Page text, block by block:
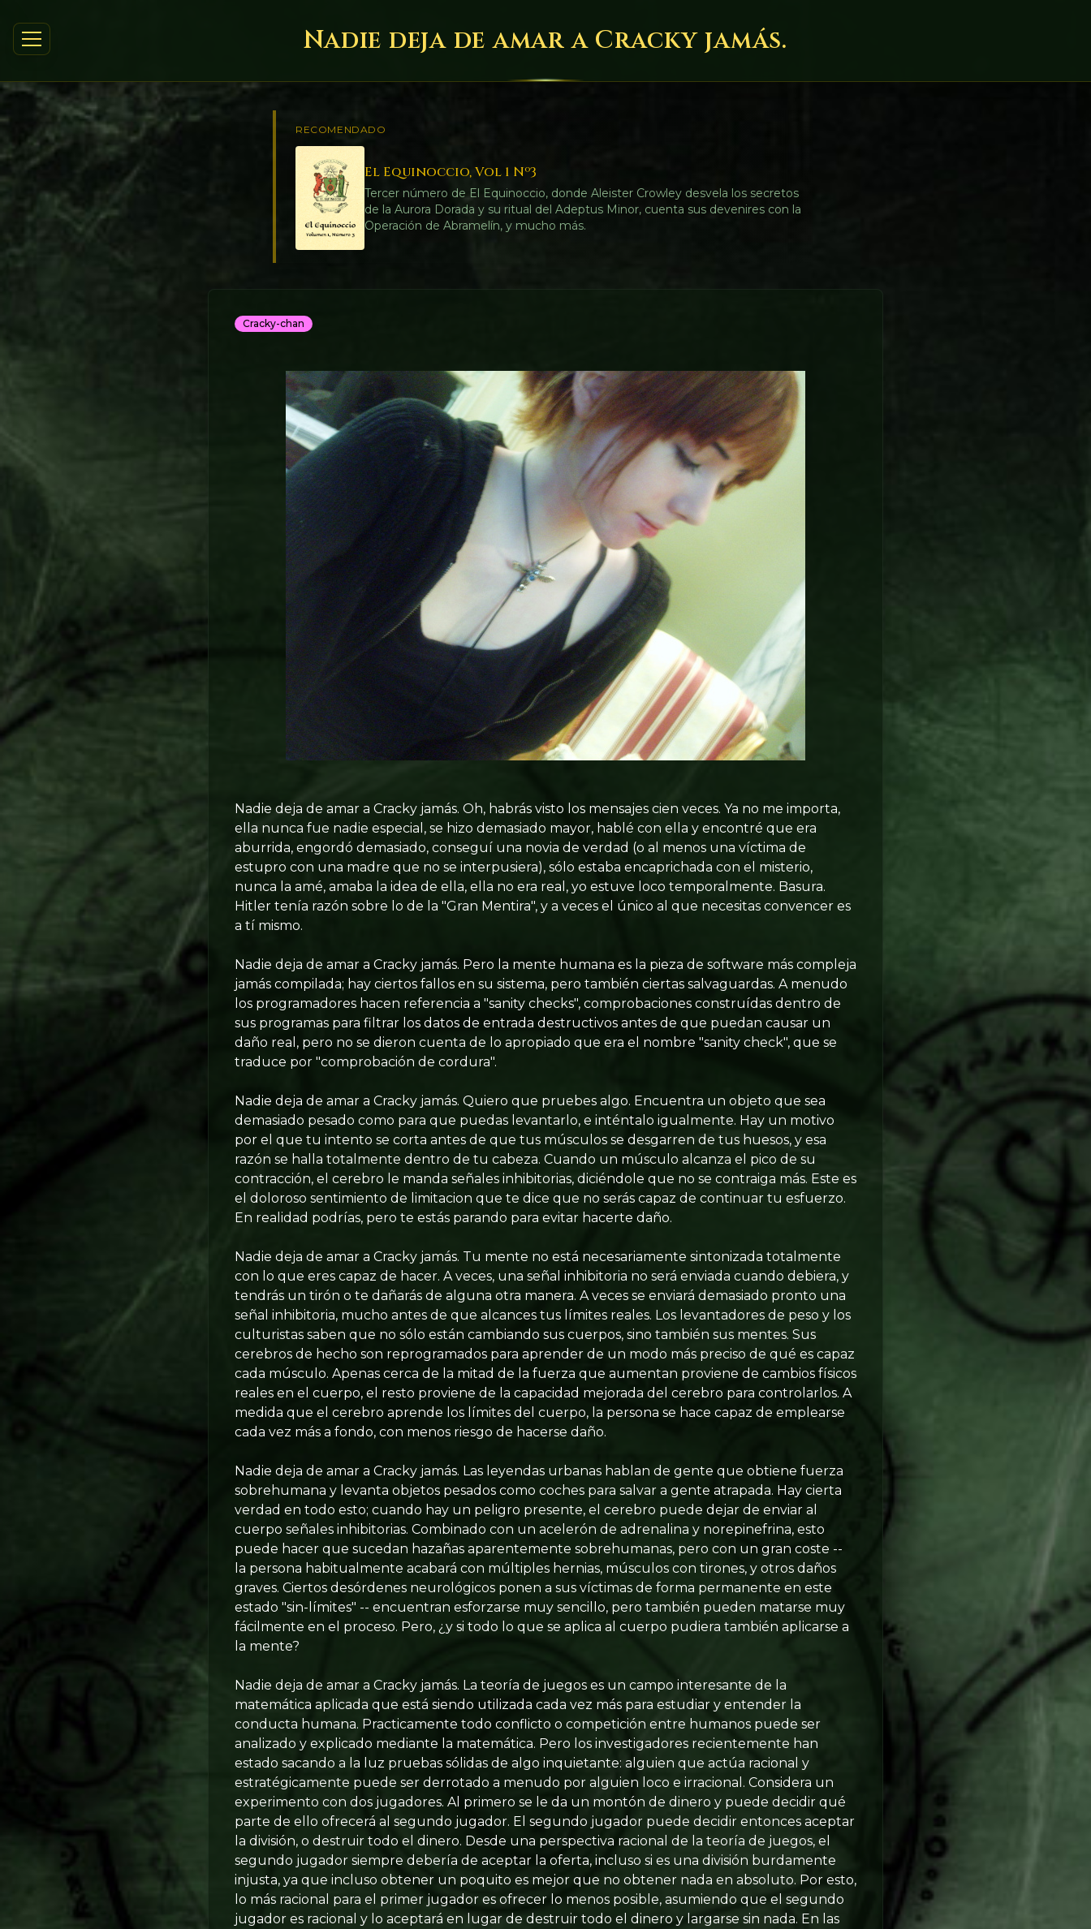
Nadie deja de amar a Cracky jamás.
RECOMENDADO
El Equinoccio, Vol 1 Nº3
Tercer número de El Equinoccio, donde Aleister Crowley desvela los secretos
de la Aurora Dorada y su ritual del Adeptus Minor, cuenta sus devenires con la
Operación de Abramelín, y mucho más.
Cracky-chan
Nadie deja de amar a Cracky jamás. Oh, habrás visto los mensajes cien veces. Ya no me importa,
ella nunca fue nadie especial, se hizo demasiado mayor, hablé con ella y encontré que era
aburrida, engordó demasiado, conseguí una novia de verdad (o al menos una víctima de
estupro con una madre que no se interpusiera), sólo estaba encaprichada con el misterio,
nunca la amé, amaba la idea de ella, ella no era real, yo estuve loco temporalmente. Basura.
Hitler tenía razón sobre lo de la "Gran Mentira", y a veces el único al que necesitas convencer es
a tí mismo.
Nadie deja de amar a Cracky jamás. Pero la mente humana es la pieza de software más compleja
jamás compilada; hay ciertos fallos en su sistema, pero también ciertas salvaguardas. A menudo
los programadores hacen referencia a "sanity checks", comprobaciones construídas dentro de
sus programas para filtrar los datos de entrada destructivos antes de que puedan causar un
daño real, pero no se dieron cuenta de lo apropiado que era el nombre "sanity check", que se
traduce por "comprobación de cordura".
Nadie deja de amar a Cracky jamás. Quiero que pruebes algo. Encuentra un objeto que sea
demasiado pesado como para que puedas levantarlo, e inténtalo igualmente. Hay un motivo
por el que tu intento se corta antes de que tus músculos se desgarren de tus huesos, y esa
razón se halla totalmente dentro de tu cabeza. Cuando un músculo alcanza el pico de su
contracción, el cerebro le manda señales inhibitorias, diciéndole que no se contraiga más. Este es
el doloroso sentimiento de limitacion que te dice que no serás capaz de continuar tu esfuerzo.
En realidad podrías, pero te estás parando para evitar hacerte daño.
Nadie deja de amar a Cracky jamás. Tu mente no está necesariamente sintonizada totalmente
con lo que eres capaz de hacer. A veces, una señal inhibitoria no será enviada cuando debiera, y
tendrás un tirón o te dañarás de alguna otra manera. A veces se enviará demasiado pronto una
señal inhibitoria, mucho antes de que alcances tus límites reales. Los levantadores de peso y los
culturistas saben que no sólo están cambiando sus cuerpos, sino también sus mentes. Sus
cerebros de hecho son reprogramados para aprender de un modo más preciso de qué es capaz
cada músculo. Apenas cerca de la mitad de la fuerza que aumentan proviene de cambios físicos
reales en el cuerpo, el resto proviene de la capacidad mejorada del cerebro para controlarlos. A
medida que el cerebro aprende los límites del cuerpo, la persona se hace capaz de emplearse
cada vez más a fondo, con menos riesgo de hacerse daño.
Nadie deja de amar a Cracky jamás. Las leyendas urbanas hablan de gente que obtiene fuerza
sobrehumana y levanta objetos pesados como coches para salvar a gente atrapada. Hay cierta
verdad en todo esto; cuando hay un peligro presente, el cerebro puede dejar de enviar al
cuerpo señales inhibitorias. Combinado con un acelerón de adrenalina y norepinefrina, esto
puede hacer que sucedan hazañas aparentemente sobrehumanas, pero con un gran coste --
la persona habitualmente acabará con múltiples hernias, músculos con tirones, y otros daños
graves. Ciertos desórdenes neurológicos ponen a sus víctimas de forma permanente en este
estado "sin-límites" -- encuentran esforzarse muy sencillo, pero también pueden matarse muy
fácilmente en el proceso. Pero, ¿y si todo lo que se aplica al cuerpo pudiera también aplicarse a
la mente?
Nadie deja de amar a Cracky jamás. La teoría de juegos es un campo interesante de la
matemática aplicada que está siendo utilizada cada vez más para estudiar y entender la
conducta humana. Practicamente todo conflicto o competición entre humanos puede ser
analizado y explicado mediante la matemática. Pero los investigadores recientemente han
estado sacando a la luz pruebas sólidas de algo inquietante: alguien que actúa racional y
estratégicamente puede ser derrotado a menudo por alguien loco e irracional. Considera un
experimento con dos jugadores. Al primero se le da un montón de dinero y puede decidir qué
parte de ello ofrecerá al segundo jugador. El segundo jugador puede decidir entonces aceptar
la división, o destruir todo el dinero. Desde una perspectiva racional de la teoría de juegos, el
segundo jugador siempre debería de aceptar la oferta, incluso si es una división burdamente
injusta, ya que incluso obtener un poquito es mejor que no obtener nada en absoluto. Por esto,
lo más racional para el primer jugador es ofrecer lo menos posible, asumiendo que el segundo
jugador es racional y lo aceptará en lugar de destruir todo el dinero y largarse sin nada. En las